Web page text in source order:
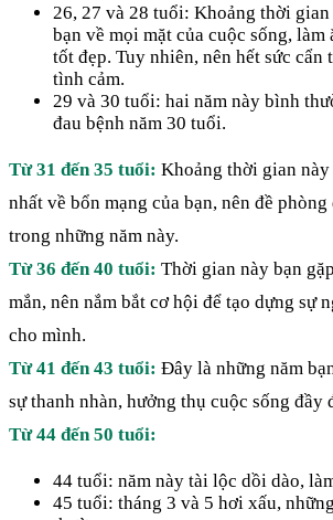
26, 27 và 28 tuổi: Khoảng thời
bạn về mọi mặt của cuộc sống, làm
tốt đẹp. Tuy nhiên, nên hết sức cẩn
tình cảm.
29 và 30 tuổi: hai năm này bình
đau bệnh năm 30 tuổi.
Từ 31 đến 35 tuổi: Khoảng thời gian
nhất về bổn mạng của bạn, nên đề phòng
trong những năm này.
Từ 36 đến 40 tuổi: Thời gian này bạn
mắn, nên nắm bắt cơ hội để tạo dựng sự
cho mình.
Từ 41 đến 43 tuổi: Đây là những năm
sự thanh nhàn, hưởng thụ cuộc sống đầy
Từ 44 đến 50 tuổi:
44 tuổi: năm này tài lộc dồi dào,
45 tuổi: tháng 3 và 5 hơi xấu,